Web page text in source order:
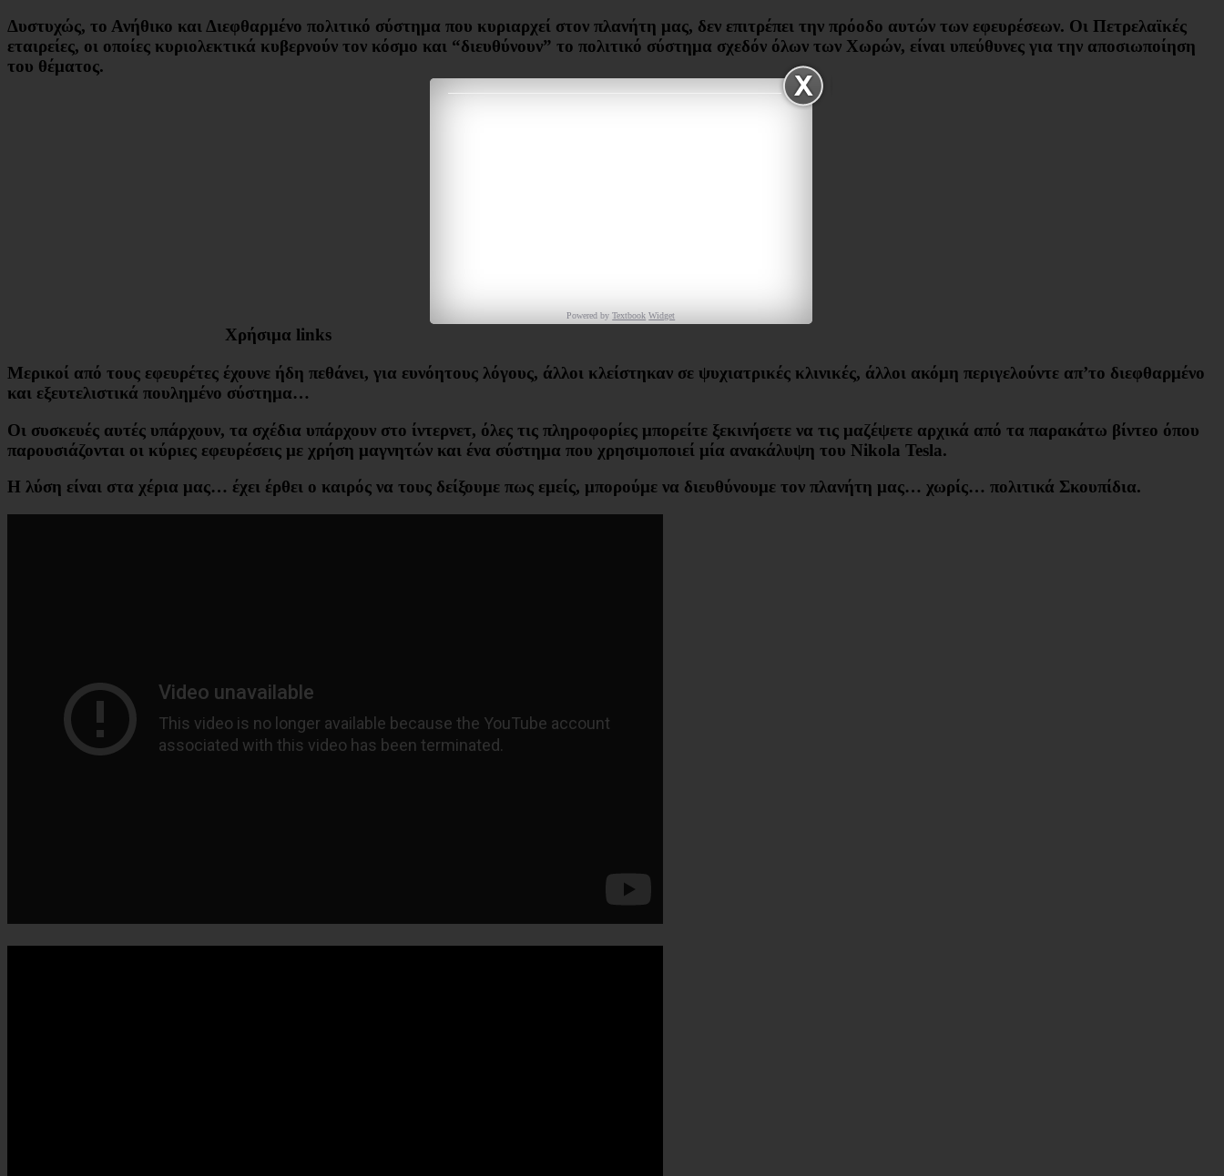
Δυστυχώς, το Ανήθικο και Διεφθαρμένο πολιτικό σύστημα που κυριαρχεί στον πλανήτη μας, δεν επιτρέπει την πρόοδο αυτών των εφευρέσεων. Οι Πετρελαϊκές
εταιρείες, οι οποίες κυριολεκτικά κυβερνούν τον κόσμο και “διευθύνουν” το πολιτικό σύστημα σχεδόν όλων των Χωρών, είναι υπεύθυνες για την αποσιωποίηση
του θέματος.
Χρήσιμα links
Μερικοί από τους εφευρέτες έχουνε ήδη πεθάνει, για ευνόητους λόγους, άλλοι κλείστηκαν σε ψυχιατρικές κλινικές, άλλοι ακόμη περιγελούντε απ’το διεφθαρμένο
και εξευτελιστικά πουλημένο σύστημα…
Οι συσκευές αυτές υπάρχουν, τα σχέδια υπάρχουν στο ίντερνετ, όλες τις πληροφορίες μπορείτε ξεκινήσετε να τις μαζέψετε αρχικά από τα παρακάτω βίντεο όπου
παρουσιάζονται οι κύριες εφευρέσεις με χρήση μαγνητών και ένα σύστημα που χρησιμοποιεί μία ανακάλυψη του Nikola Tesla.
Η λύση είναι στα χέρια μας… έχει έρθει ο καιρός να τους δείξουμε πως εμείς, μπορούμε να διευθύνουμε τον πλανήτη μας… χωρίς… πολιτικά Σκουπίδια.
Powered byTextbook Widget